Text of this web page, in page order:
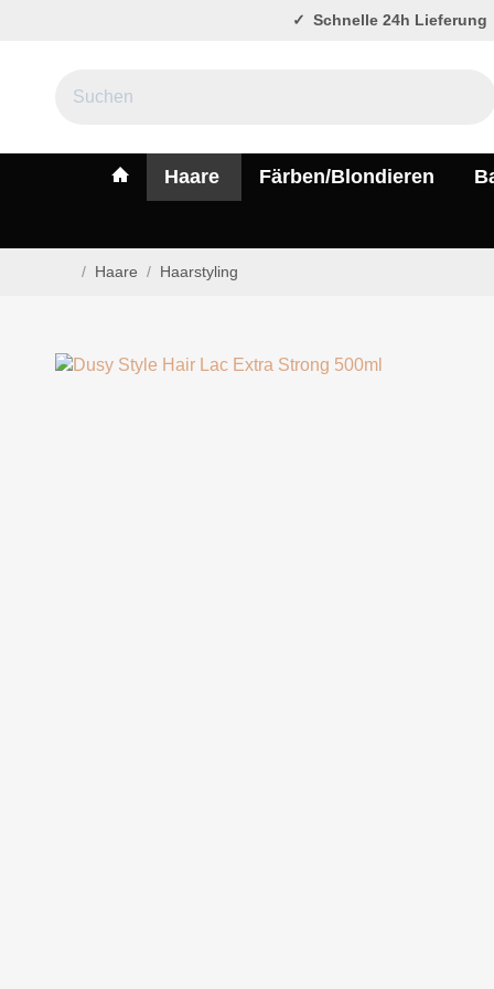
Schnelle 24h Lieferung
#custom.linkHome#
Haare Färben/Blondieren
/ Haare / Haarstyling